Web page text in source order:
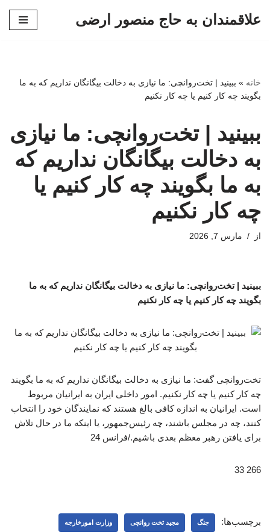
علاقمندان به حاج منصور ارضی
خانه » ببینید | تخت‌روانچی: ما نیازی به دخالت بیگانگان نداریم که به ما
بگویند چه کار کنیم یا چه کار نکنیم
ببینید | تخت‌روانچی: ما نیازی
به دخالت بیگانگان نداریم که
به ما بگویند چه کار کنیم یا
چه کار نکنیم
از مارس 7, 2026
ببینید | تخت‌روانچی: ما نیازی به دخالت بیگانگان نداریم که به ما
بگویند چه کار کنیم یا چه کار نکنیم
تخت‌روانچی گفت: ما نیازی به دخالت بیگانگان نداریم که به ما بگویند
چه کار کنیم یا چه کار نکنیم. امور داخلی ایران به ایرانیان مربوط
است. ایرانیان به اندازه کافی بالغ هستند که نمایندگان خود را انتخاب
کنند، چه در مجلس باشند، چه رئیس‌جمهور، یا اینکه ما در حال تلاش
برای یافتن رهبر معظم بعدی باشیم./فرانس 24
266 33
برچسب‌ها: جنگ مجید تخت روانچی وزارت امورخارجه